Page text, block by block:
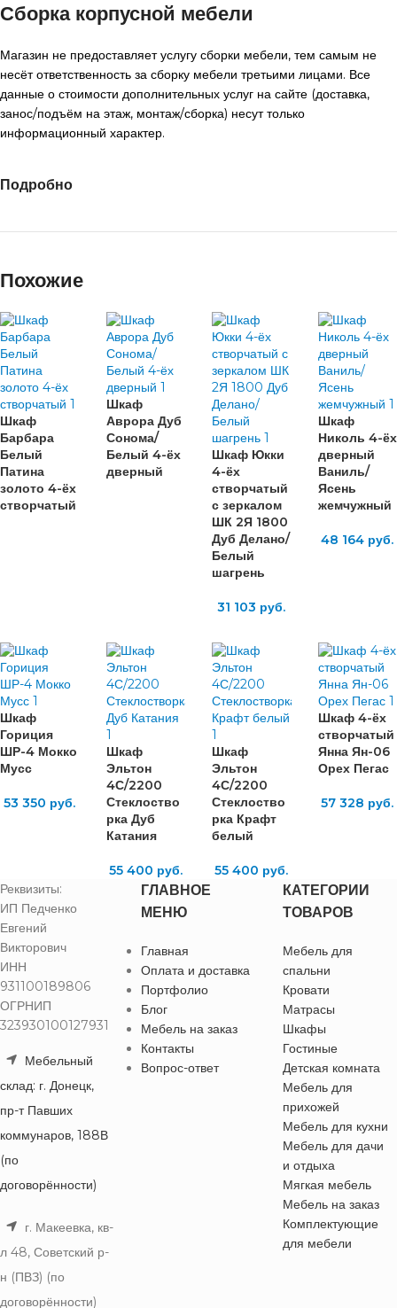
Сборка корпусной мебели
Магазин не предоставляет услугу сборки мебели, тем самым не
несёт ответственность за сборку мебели третьими лицами. Все
данные о стоимости дополнительных услуг на сайте (доставка,
занос/подъём на этаж, монтаж/сборка) несут только
информационный характер.
Подробно
Похожие
Шкаф
Барбара
Белый
Патина
золото 4-ёх
створчатый
Шкаф
Аврора Дуб
Сонома/
Белый 4-ёх
дверный
Шкаф Юкки
4-ёх
створчатый
с зеркалом
ШК 2Я 1800
Дуб Делано/
Белый
шагрень
31 103 руб.
Шкаф
Николь 4-ёх
дверный
Ваниль/
Ясень
жемчужный
48 164 руб.
Шкаф
Гориция
ШР-4 Мокко
Мусс
53 350 руб.
Шкаф
Эльтон
4С/2200
Стеклоство
рка Дуб
Катания
55 400 руб.
Шкаф
Эльтон
4С/2200
Стеклоство
рка Крафт
белый
55 400 руб.
Шкаф 4-ёх
створчатый
Янна Ян-06
Орех Пегас
57 328 руб.
Реквизиты:
ИП Педченко
Евгений
Викторович
ИНН
931100189806
ОГРНИП
323930100127931
Мебельный
склад: г. Донецк,
пр-т Павших
коммунаров, 188В
(по
договорённости)
г. Макеевка, кв-
л 48, Советский р-
н (ПВЗ) (по
договорённости)
ГЛАВНОЕ
МЕНЮ
Главная
Оплата и доставка
Портфолио
Блог
Мебель на заказ
Контакты
Вопрос-ответ
КАТЕГОРИИ
ТОВАРОВ
Мебель для
спальни
Кровати
Матрасы
Шкафы
Гостиные
Детская комната
Мебель для
прихожей
Мебель для кухни
Мебель для дачи
и отдыха
Мягкая мебель
Мебель на заказ
Комплектующие
для мебели